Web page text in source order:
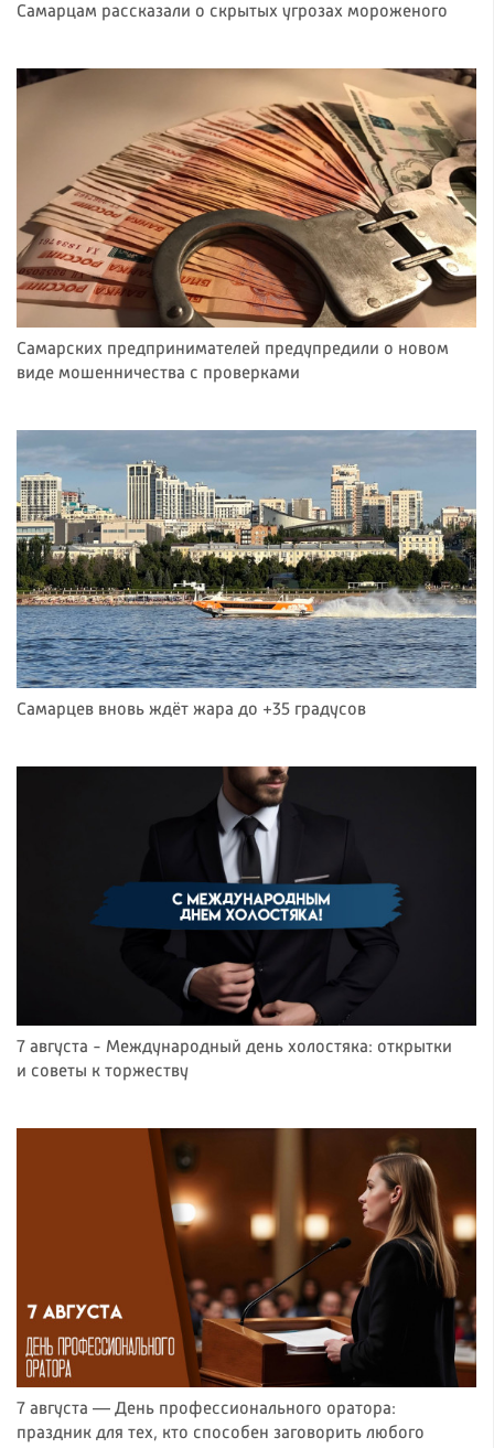
Самарцам рассказали о скрытых угрозах мороженого
Самарских предпринимателей предупредили о новом
виде мошенничества с проверками
Самарцев вновь ждёт жара до +35 градусов
7 августа - Международный день холостяка: открытки
и советы к торжеству
7 августа — День профессионального оратора:
праздник для тех, кто способен заговорить любого